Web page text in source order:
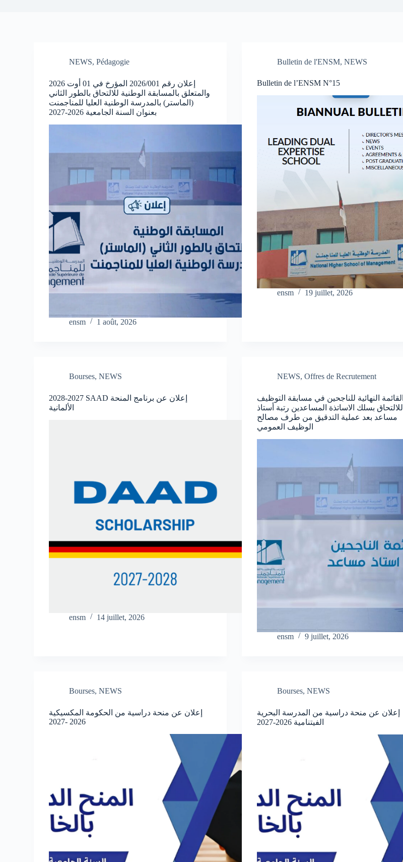
NEWS,Pédagogie
إعلان رقم 2026/001 المؤرخ في 01 أوت 2026
والمتعلق بالمسابقة الوطنية للالتحاق بالطور الثاني
(الماستر) بالمدرسة الوطنية العليا للمناجمنت
بعنوان السنة الجامعية 2026-2027
ensm 1 août, 2026
Bulletin de l'ENSM,NEWS
Bulletin de l’ENSM N°15
ensm 19 juillet, 2026
Bourses,NEWS
2028-2027 SAAD إعلان عن برنامج المنحة
الألمانية
ensm 14 juillet, 2026
NEWS,Offres de Recrutement
القائمة النهائية للناجحين في مسابقة التوظيف
للالتحاق بسلك الاساتذة المساعدين رتبة أستاذ
مساعد بعد عملية التدقيق من طرف مصالح
الوظيف العمومي
ensm 9 juillet, 2026
Bourses,NEWS
إعلان عن منحة دراسية من الحكومة المكسيكية
2026 -2027
Bourses,NEWS
إعلان عن منحة دراسية من المدرسة البحرية
الفيتنامية 2026-2027